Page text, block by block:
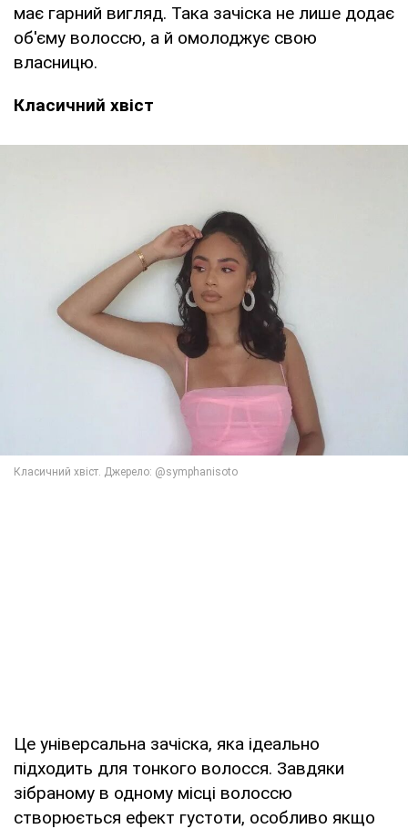
має гарний вигляд. Така зачіска не лише додає
об'єму волоссю, а й омолоджує свою
власницю.
Класичний хвіст
Це універсальна зачіска, яка ідеально
підходить для тонкого волосся. Завдяки
зібраному в одному місці волоссю
створюється ефект густоти, особливо якщо